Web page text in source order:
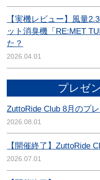
【実機レビュー】風量
ット消臭機「RE:MET
た？
2026.04.01
プレゼ
ZuttoRide Club 8月のプ
2026.08.01
【開催終了】ZuttoRide
2026.07.01